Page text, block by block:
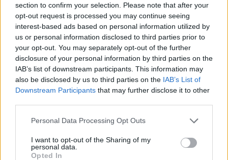
section to confirm your selection. Please note that after your
opt-out request is processed you may continue seeing
interest-based ads based on personal information utilized by
us or personal information disclosed to third parties prior to
your opt-out. You may separately opt-out of the further
disclosure of your personal information by third parties on the
IAB’s list of downstream participants. This information may
also be disclosed by us to third parties on the IAB’s List of
Downstream Participants that may further disclose it to other
Personal Data Processing Opt Outs
I want to opt-out of the Sharing of my
personal data.
Opted In
recuperato: il giocatore saudita si è
regolarmente allenato con il resto del gruppo
squadra ed è pienamente arruolabile per la sfida
contro la squadra di Simone Inzaghi.